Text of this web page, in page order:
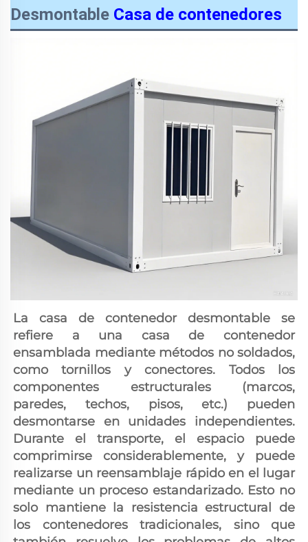
Desmontable Casa de contenedores
La casa de contenedor desmontable se
refiere a una casa de contenedor
ensamblada mediante métodos no soldados,
como tornillos y conectores. Todos los
componentes estructurales (marcos,
paredes, techos, pisos, etc.) pueden
desmontarse en unidades independientes.
Durante el transporte, el espacio puede
comprimirse considerablemente, y puede
realizarse un reensamblaje rápido en el lugar
mediante un proceso estandarizado. Esto no
solo mantiene la resistencia estructural de
los contenedores tradicionales, sino que